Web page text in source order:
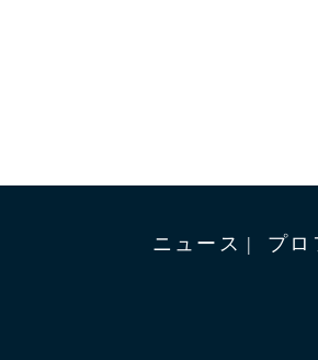
ニュース プロ